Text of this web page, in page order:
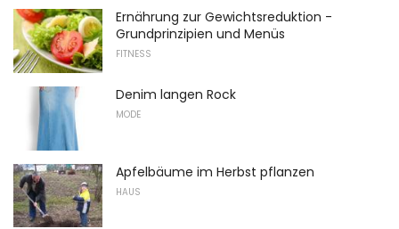
Ernährung zur Gewichtsreduktion -
Grundprinzipien und Menüs
FITNESS
Denim langen Rock
MODE
Apfelbäume im Herbst pflanzen
HAUS